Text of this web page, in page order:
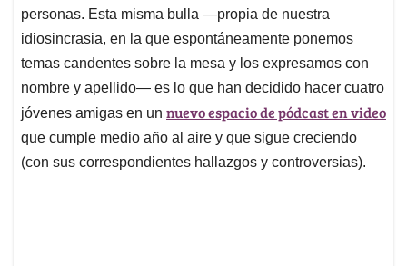
p
k
n
personas. Esta misma bulla —propia de nuestra
idiosincrasia, en la que espontáneamente ponemos
temas candentes sobre la mesa y los expresamos con
nombre y apellido— es lo que han decidido hacer cuatro
jóvenes amigas en un nuevo espacio de pódcast en video
que cumple medio año al aire y que sigue creciendo
(con sus correspondientes hallazgos y controversias).